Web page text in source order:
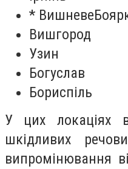
*
Вишгород
Узин
Богуслав
Бориспіль
У цих локаціях
шкідливих
випромінювання